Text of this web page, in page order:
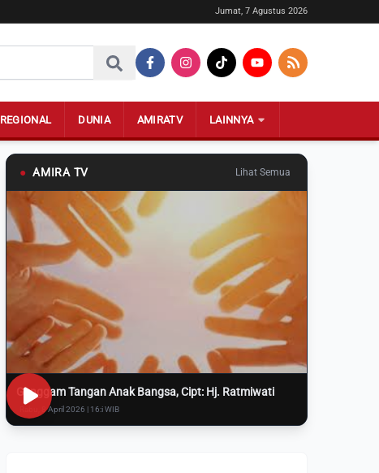
Jumat, 7 Agustus 2026
REGIONAL DUNIA AMIRATV LAINNYA
● AMIRA TV Lihat Semua
Genggam Tangan Anak Bangsa, Cipt: Hj. Ratmiwati
Rabu, 8 April 2026 | 16:i WIB